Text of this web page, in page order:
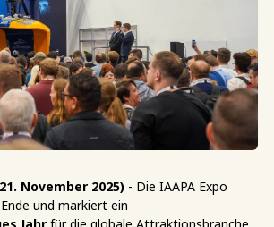
November 2025) - Die IAAPA Expo
und markiert ein
Jahr für die globale Attraktionsbranche.